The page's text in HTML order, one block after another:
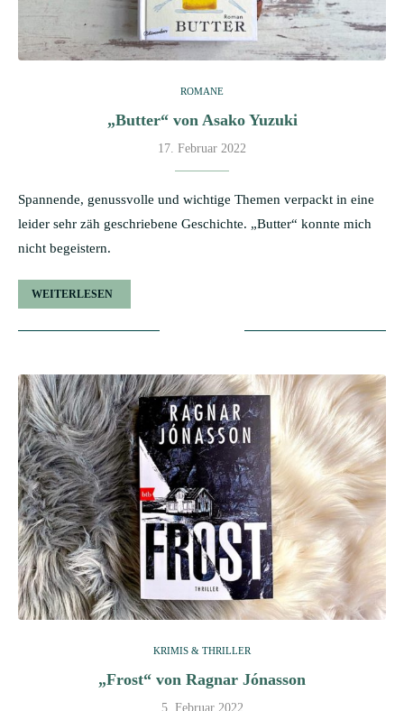
ROMANE
„Butter“ von Asako Yuzuki
17. Februar 2022
Spannende, genussvolle und wichtige Themen verpackt in eine
leider sehr zäh geschriebene Geschichte. „Butter“ konnte mich
nicht begeistern.
WEITERLESEN
KRIMIS & THRILLER
„Frost“ von Ragnar Jónasson
5. Februar 2022